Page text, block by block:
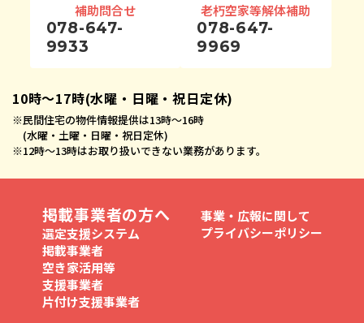
補助問合せ
078-647-
9933
老朽空家等解体補助
078-647-
9969
10時〜17時(水曜・日曜・祝日定休)
※民間住宅の物件情報提供は13時〜16時
(水曜・土曜・日曜・祝日定休)
※12時〜13時はお取り扱いできない業務があります。
掲載事業者の方へ
選定支援システム
掲載事業者
空き家活用等
支援事業者
片付け支援事業者
事業・広報に関して
プライバシーポリシー